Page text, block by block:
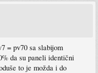
= pv70 sa slabijom
da su paneli identični
to je možda i do